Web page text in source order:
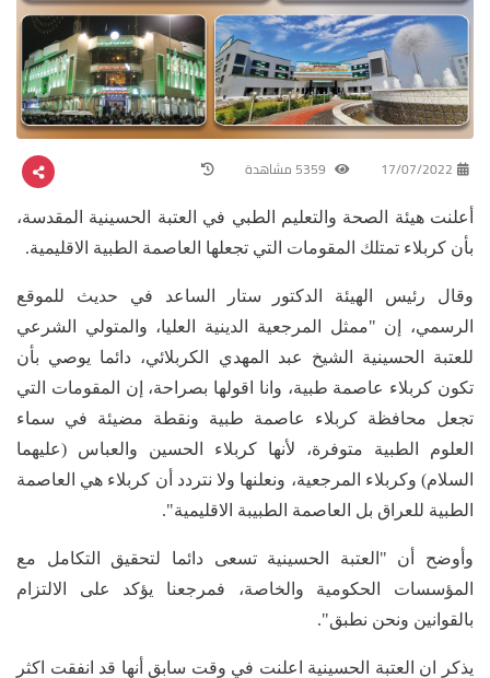
17/07/2022
أعلنت هيئة الصحة والتعليم الطبي في العتبة الحسينية المقدسة،
بأن كربلاء تمتلك المقومات التي تجعلها العاصمة الطبية الاقليمية.
وقال رئيس الهيئة الدكتور ستار الساعد في حديث للموقع
الرسمي، إن "ممثل المرجعية الدينية العليا، والمتولي الشرعي
للعتبة الحسينية الشيخ عبد المهدي الكربلائي، دائما يوصي بأن
تكون كربلاء عاصمة طبية، وانا اقولها بصراحة، إن المقومات التي
تجعل محافظة كربلاء عاصمة طبية ونقطة مضيئة في سماء
العلوم الطبية متوفرة، لأنها كربلاء الحسين والعباس (عليهما
السلام) وكربلاء المرجعية، ونعلنها ولا نتردد أن كربلاء هي العاصمة
الطبية للعراق بل العاصمة الطبيبة الاقليمية".
وأوضح أن "العتبة الحسينية تسعى دائما لتحقيق التكامل مع
المؤسسات الحكومية والخاصة، فمرجعنا يؤكد على الالتزام
بالقوانين ونحن نطبق".
يذكر ان العتبة الحسينية اعلنت في وقت سابق أنها قد انفقت اكثر